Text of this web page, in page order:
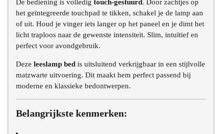
De bediening is volledig touch-gestuurd. Door zachtjes op
het geïntegreerde touchpad te tikken, schakel je de lamp aan
of uit. Houd je vinger iets langer op het paneel en je dimt het
licht traploos naar de gewenste intensiteit. Slim, intuïtief en
perfect voor avondgebruik.
Deze leeslamp bed is uitsluitend verkrijgbaar in een stijlvolle
matzwarte uitvoering. Dit maakt hem perfect passend bij
moderne en klassieke bedontwerpen.
Belangrijkste kenmerken: